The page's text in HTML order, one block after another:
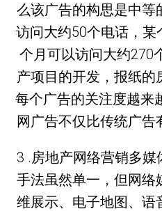
么该广告的构思是中等
访问大约50个电话，
个月可以访问大约270
产项目的开发，报纸的
每个广告的关注度越来
网广告不仅比传统广告
3 .房地产网络营销多
手法虽然单一，但网络
维展示、电子地图、语